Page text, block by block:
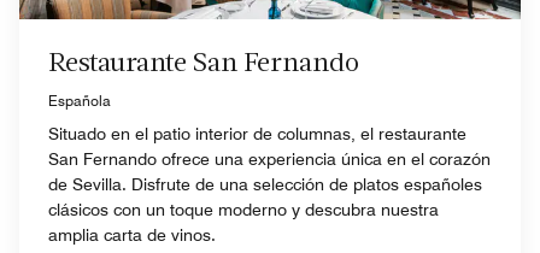
Restaurante San Fernando
Española
Situado en el patio interior de columnas, el restaurante
San Fernando ofrece una experiencia única en el corazón
de Sevilla. Disfrute de una selección de platos españoles
clásicos con un toque moderno y descubra nuestra
amplia carta de vinos.